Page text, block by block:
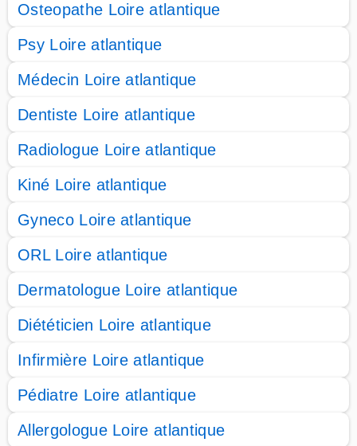
Osteopathe Loire atlantique
Psy Loire atlantique
Médecin Loire atlantique
Dentiste Loire atlantique
Radiologue Loire atlantique
Kiné Loire atlantique
Gyneco Loire atlantique
ORL Loire atlantique
Dermatologue Loire atlantique
Diététicien Loire atlantique
Infirmière Loire atlantique
Pédiatre Loire atlantique
Allergologue Loire atlantique